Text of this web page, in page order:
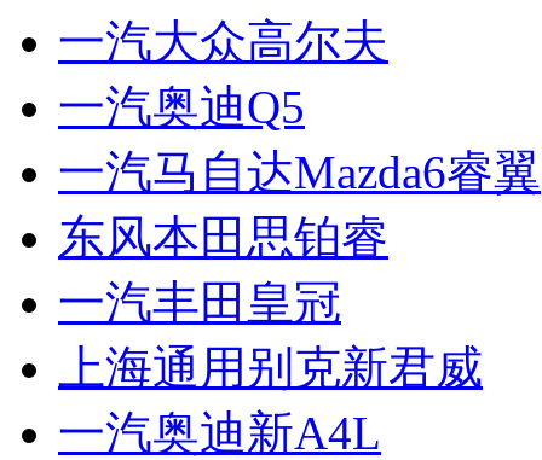
一汽大众高尔夫
一汽奥迪Q5
一汽马自达Mazda6睿翼
东风本田思铂睿
一汽丰田皇冠
上海通用别克新君威
一汽奥迪新A4L